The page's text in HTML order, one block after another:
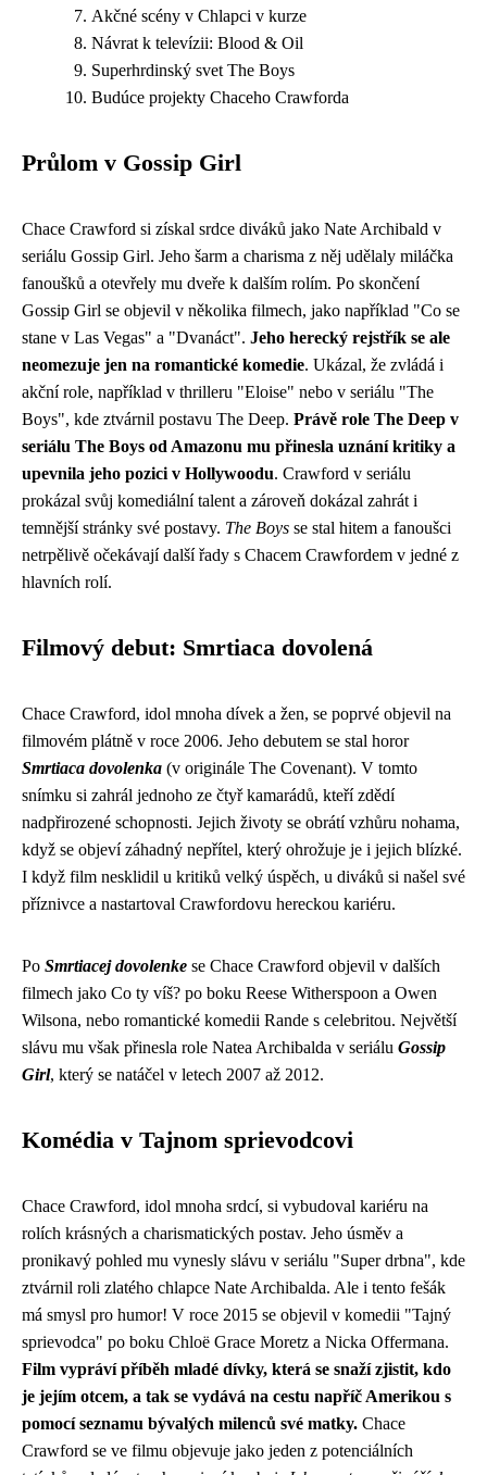
Akčné scény v Chlapci v kurze
Návrat k televízii: Blood & Oil
Superhrdinský svet The Boys
Budúce projekty Chaceho Crawforda
Průlom v Gossip Girl
Chace Crawford si získal srdce diváků jako Nate Archibald v
seriálu Gossip Girl. Jeho šarm a charisma z něj udělaly miláčka
fanoušků a otevřely mu dveře k dalším rolím. Po skončení
Gossip Girl se objevil v několika filmech, jako například "Co se
stane v Las Vegas" a "Dvanáct". Jeho herecký rejstřík se ale
neomezuje jen na romantické komedie. Ukázal, že zvládá i
akční role, například v thrilleru "Eloise" nebo v seriálu "The
Boys", kde ztvárnil postavu The Deep. Právě role The Deep v
seriálu The Boys od Amazonu mu přinesla uznání kritiky a
upevnila jeho pozici v Hollywoodu. Crawford v seriálu
prokázal svůj komediální talent a zároveň dokázal zahrát i
temnější stránky své postavy. The Boys se stal hitem a fanoušci
netrpělivě očekávají další řady s Chacem Crawfordem v jedné z
hlavních rolí.
Filmový debut: Smrtiaca dovolená
Chace Crawford, idol mnoha dívek a žen, se poprvé objevil na
filmovém plátně v roce 2006. Jeho debutem se stal horor
Smrtiaca dovolenka (v originále The Covenant). V tomto
snímku si zahrál jednoho ze čtyř kamarádů, kteří zdědí
nadpřirozené schopnosti. Jejich životy se obrátí vzhůru nohama,
když se objeví záhadný nepřítel, který ohrožuje je i jejich blízké.
I když film nesklidil u kritiků velký úspěch, u diváků si našel své
příznivce a nastartoval Crawfordovu hereckou kariéru.
Po Smrtiacej dovolenke se Chace Crawford objevil v dalších
filmech jako Co ty víš? po boku Reese Witherspoon a Owen
Wilsona, nebo romantické komedii Rande s celebritou. Největší
slávu mu však přinesla role Natea Archibalda v seriálu Gossip
Girl, který se natáčel v letech 2007 až 2012.
Komédia v Tajnom sprievodcovi
Chace Crawford, idol mnoha srdcí, si vybudoval kariéru na
rolích krásných a charismatických postav. Jeho úsměv a
pronikavý pohled mu vynesly slávu v seriálu "Super drbna", kde
ztvárnil roli zlatého chlapce Nate Archibalda. Ale i tento fešák
má smysl pro humor! V roce 2015 se objevil v komedii "Tajný
sprievodca" po boku Chloë Grace Moretz a Nicka Offermana.
Film vypráví příběh mladé dívky, která se snaží zjistit, kdo
je jejím otcem, a tak se vydává na cestu napříč Amerikou s
pomocí seznamu bývalých milenců své matky. Chace
Crawford se ve filmu objevuje jako jeden z potenciálních